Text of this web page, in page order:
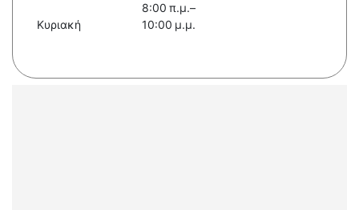
Κυριακή
8:00 π.μ.–
10:00 μ.μ.